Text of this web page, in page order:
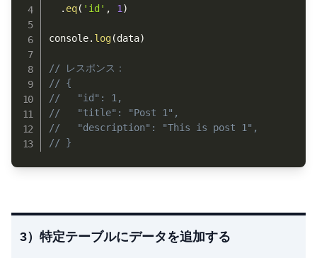
. eq( 'id' , 1 )
console. log(data)
// レスポンス：
// {
//   "id": 1,
//   "title": "Post 1",
//   "description": "This is post 1",
// }
3）特定テーブルにデータを追加する